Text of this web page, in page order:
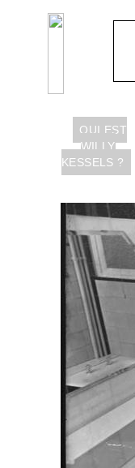
QUI EST
WILLY
KESSELS ?